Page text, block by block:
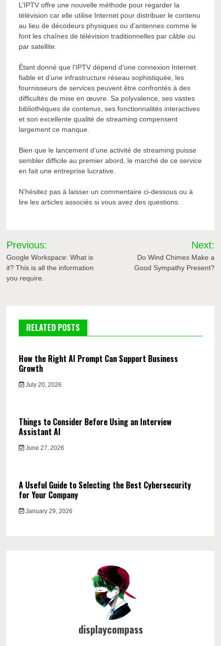
L’IPTV offre une nouvelle méthode pour regarder la
télévision car elle utilise Internet pour distribuer le contenu
au lieu de décodeurs physiques ou d’antennes comme le
font les chaînes de télévision traditionnelles par câble ou
par satellite.
Étant donné que l’IPTV dépend d’une connexion Internet
fiable et d’une infrastructure réseau sophistiquée, les
fournisseurs de services peuvent être confrontés à des
difficultés de mise en œuvre. Sa polyvalence, ses vastes
bibliothèques de contenus, ses fonctionnalités interactives
et son excellente qualité de streaming compensent
largement ce manque.
Bien que le lancement d’une activité de streaming puisse
sembler difficile au premier abord, le marché de ce service
en fait une entreprise lucrative.
N’hésitez pas à laisser un commentaire ci-dessous ou à
lire les articles associés si vous avez des questions.
Post
navigation
Previous:
Google Workspace: What is
it? This is all the information
you require.
Next:
Do Wind Chimes Make a
Good Sympathy Present?
RELATED POSTS
How the Right AI Prompt Can Support Business
Growth
July 20, 2026
Things to Consider Before Using an Interview
Assistant AI
June 27, 2026
A Useful Guide to Selecting the Best Cybersecurity
for Your Company
January 29, 2026
displaycompass